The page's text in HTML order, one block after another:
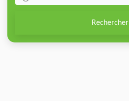
Rechercher